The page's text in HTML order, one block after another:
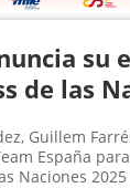
su
de las
Guillem
España
Naciones